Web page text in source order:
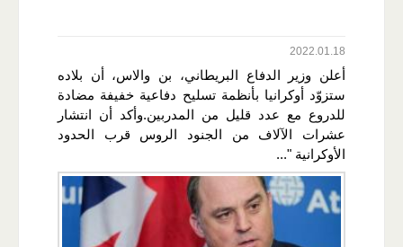
2022.01.18
أعلن وزير الدفاع البريطاني، بن والاس، أن بلاده
ستزوّد أوكرانيا بأنظمة تسليح دفاعية خفيفة مضادة
للدروع مع عدد قليل من المدربين.وأكد أن انتشار
عشرات الآلاف من الجنود الروس قرب الحدود
الأوكرانية "...